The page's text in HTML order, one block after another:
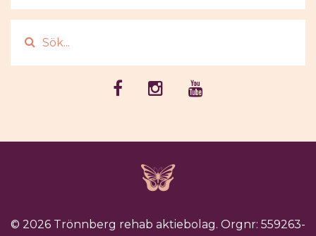
© 2026 Trönnberg rehab aktiebolag. Orgnr: 559263-